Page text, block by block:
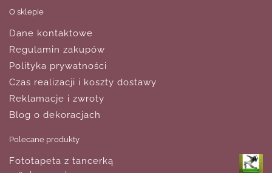
O sklepie
Dane kontaktowe
Regulamin zakupów
Polityka prywatności
Czas realizacji i koszty dostawy
Reklamacje i zwroty
Blog o dekoracjach
Polecane produkty
Fototapeta z tancerką